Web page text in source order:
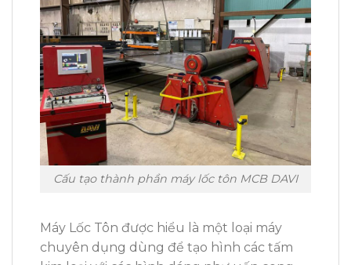
Cấu tạo thành phần máy lốc tôn MCB DAVI
Máy Lốc Tôn được hiểu là một loại máy
chuyên dụng dùng để tạo hình các tấm